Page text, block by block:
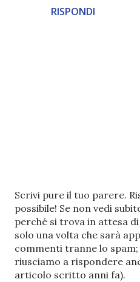
RISPONDI
P
o
s
t
a
u
n
Scrivi pure il tuo parere.
possibile! Se non vedi
perché si trova in attesa
solo una volta che sarà
commenti tranne lo
riusciamo a rispondere
articolo scritto anni fa).